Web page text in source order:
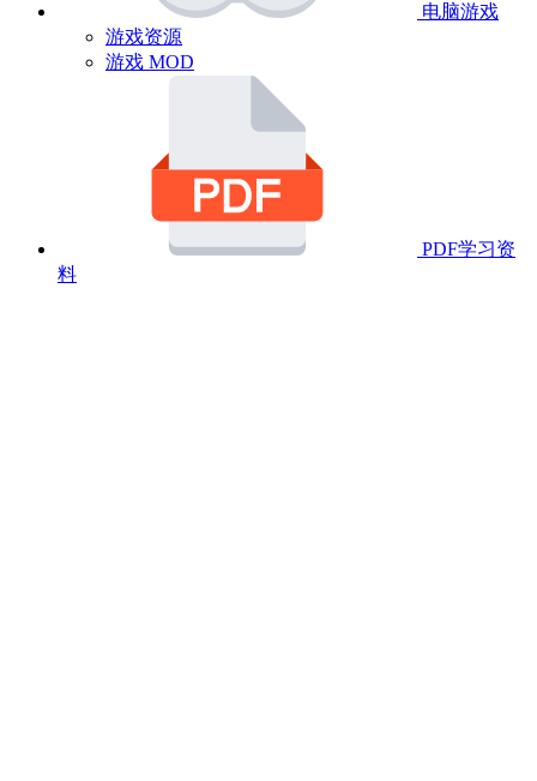
电脑游戏
游戏资源
游戏 MOD
PDF学习资
料